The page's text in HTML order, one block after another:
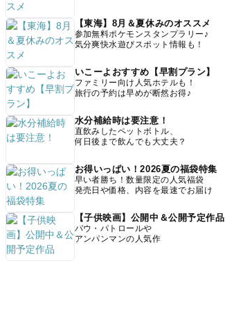
【東海】8月＆夏休みのオススメ
参加無料ポケモンスタンプラリー♪
気分爽快水遊びスポット情報も！
いこーよおすすめ【早割プラン】
ファミリー向け人気ホテルも！
旅行の予約は早めが断然お得♪
水分補給時は要注意！
直飲みしたペットボトル、
何日後まで飲んでも大丈夫？
お得いっぱい！2026夏の福袋特集
早い者勝ち！数量限定の人気福袋
発売日や価格、内容を最速でお届け
【子供映画】公開中＆公開予定作品
パウ・パトロールや
アンパンマンの人気作